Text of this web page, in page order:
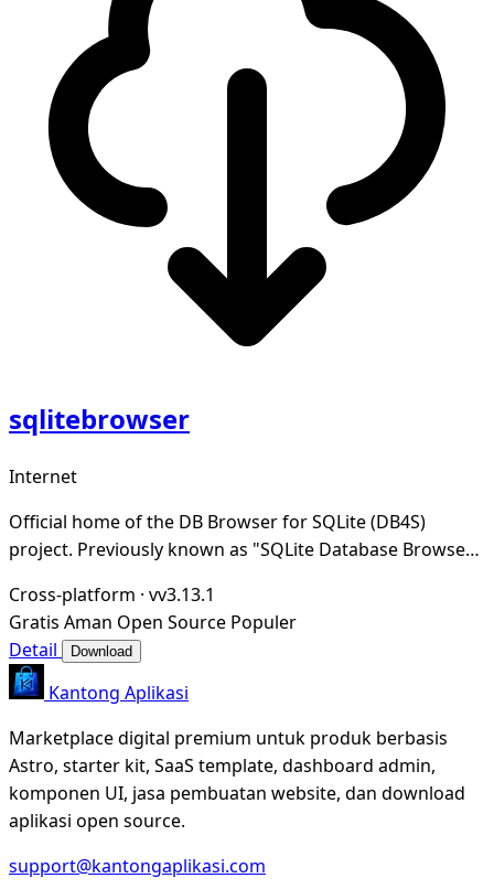
sqlitebrowser
Internet
Official home of the DB Browser for SQLite (DB4S)
project. Previously known as "SQLite Database Browser"
Cross-platform · vv3.13.1
Gratis Aman Open Source Populer
Detail
Download
Kantong Aplikasi
Marketplace digital premium untuk produk berbasis
Astro, starter kit, SaaS template, dashboard admin,
komponen UI, jasa pembuatan website, dan download
aplikasi open source.
support@kantongaplikasi.com